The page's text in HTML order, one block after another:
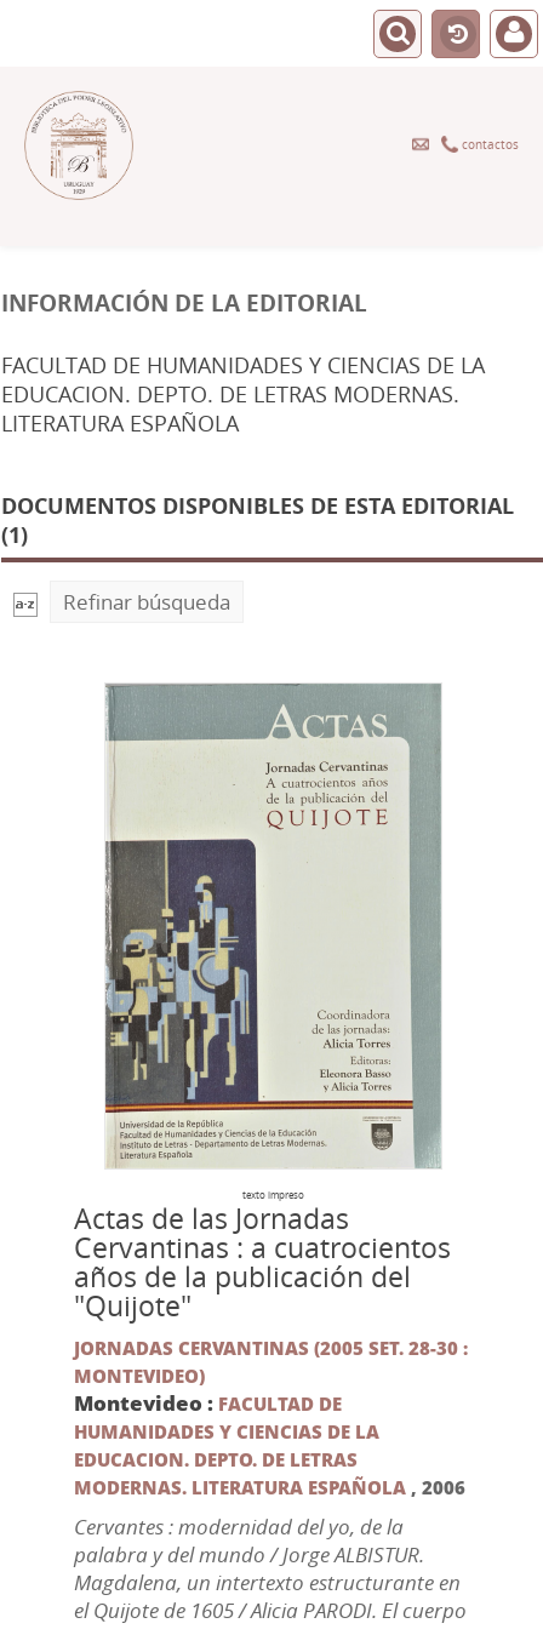
contactos
INFORMACIÓN DE LA EDITORIAL
FACULTAD DE HUMANIDADES Y CIENCIAS DE LA
EDUCACION. DEPTO. DE LETRAS MODERNAS.
LITERATURA ESPAÑOLA
DOCUMENTOS DISPONIBLES DE ESTA EDITORIAL
(1)
Refinar búsqueda
texto impreso
Actas de las Jornadas
Cervantinas : a cuatrocientos
años de la publicación del
"Quijote"
JORNADAS CERVANTINAS (2005 SET. 28-30 :
MONTEVIDEO)
Montevideo : FACULTAD DE
HUMANIDADES Y CIENCIAS DE LA
EDUCACION. DEPTO. DE LETRAS
MODERNAS. LITERATURA ESPAÑOLA, 2006
Cervantes : modernidad del yo, de la
palabra y del mundo / Jorge ALBISTUR.
Magdalena, un intertexto estructurante en
el Quijote de 1605 / Alicia PARODI. El cuerpo